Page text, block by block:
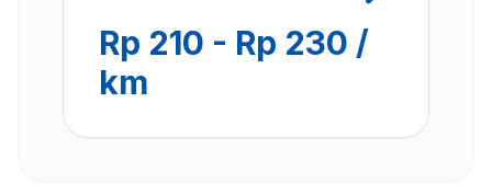
Rp 210 - Rp 230 /
km